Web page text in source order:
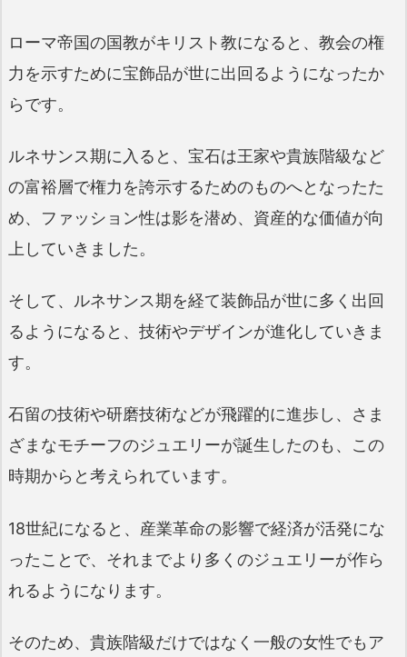
ローマ帝国の国教がキリスト教になると、教会の権
力を示すために宝飾品が世に出回るようになったか
らです。
ルネサンス期に入ると、宝石は王家や貴族階級など
の富裕層で権力を誇示するためのものへとなったた
め、ファッション性は影を潜め、資産的な価値が向
上していきました。
そして、ルネサンス期を経て装飾品が世に多く出回
るようになると、技術やデザインが進化していきま
す。
石留の技術や研磨技術などが飛躍的に進歩し、さま
ざまなモチーフのジュエリーが誕生したのも、この
時期からと考えられています。
18世紀になると、産業革命の影響で経済が活発にな
ったことで、それまでより多くのジュエリーが作ら
れるようになります。
そのため、貴族階級だけではなく一般の女性でもア